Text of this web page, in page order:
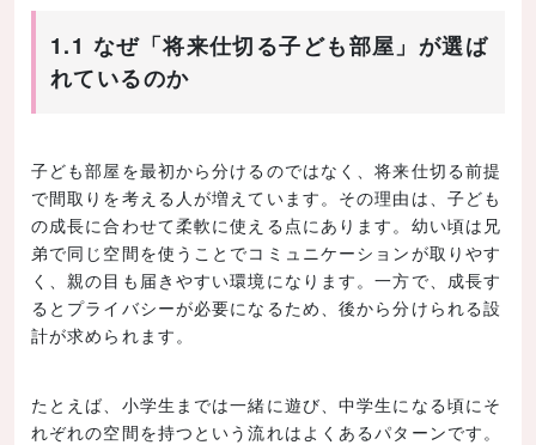
1.1 なぜ「将来仕切る子ども部屋」が選ば
れているのか
子ども部屋を最初から分けるのではなく、将来仕切る前提
で間取りを考える人が増えています。その理由は、子ども
の成長に合わせて柔軟に使える点にあります。幼い頃は兄
弟で同じ空間を使うことでコミュニケーションが取りやす
く、親の目も届きやすい環境になります。一方で、成長す
るとプライバシーが必要になるため、後から分けられる設
計が求められます。
たとえば、小学生までは一緒に遊び、中学生になる頃にそ
れぞれの空間を持つという流れはよくあるパターンです。